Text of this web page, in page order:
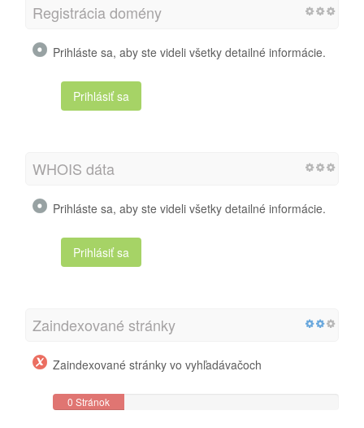
Registrácia domény
Prihláste sa, aby ste videli všetky detailné informácie.
Prihlásiť sa
WHOIS dáta
Prihláste sa, aby ste videli všetky detailné informácie.
Prihlásiť sa
Zaindexované stránky
Zaindexované stránky vo vyhľadávačoch
0 Stránok